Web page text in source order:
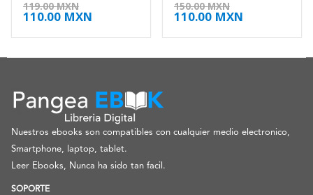
119.00MXN
110.00 MXN
150.00MXN
110.00 MXN
Nuestros ebooks son compatibles con cualquier medio electronico,
Smartphone, laptop, tablet.
Leer Ebooks, Nunca ha sido tan facil.
SOPORTE